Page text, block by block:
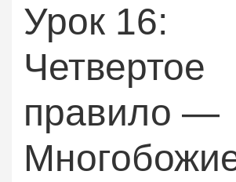
Урок 16:
Четвертое
правило —